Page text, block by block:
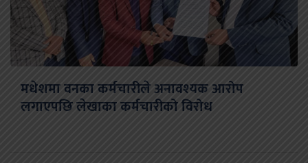
मधेशमा वनका कर्मचारीले अनावश्यक आरोप
लगाएपछि लेखाका कर्मचारीको विरोध